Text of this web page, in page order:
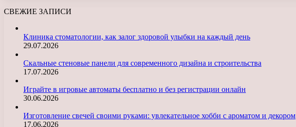
СВЕЖИЕ ЗАПИСИ
Клиника стоматологии, как залог здоровой улыбки на каждый день
29.07.2026
Скальные стеновые панели для современного дизайна и строительства
17.07.2026
Играйте в игровые автоматы бесплатно и без регистрации онлайн
30.06.2026
Изготовление свечей своими руками: увлекательное хобби с ароматом и декором
17.06.2026